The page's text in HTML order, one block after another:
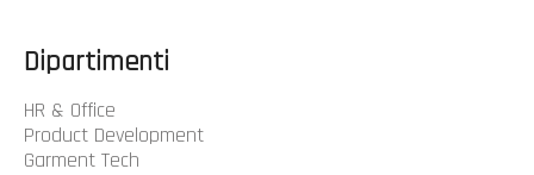
Dipartimenti
HR & Office
Product Development
Garment Tech